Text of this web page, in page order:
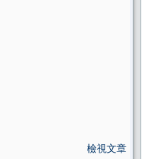
檢視文章